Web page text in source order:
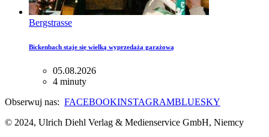
Bergstrasse
Bickenbach staje się wielką wyprzedażą garażową
05.08.2026
4 minuty
Obserwuj nas: FACEBOOKINSTAGRAMBLUESKY
© 2024, Ulrich Diehl Verlag & Medienservice GmbH, Niemcy